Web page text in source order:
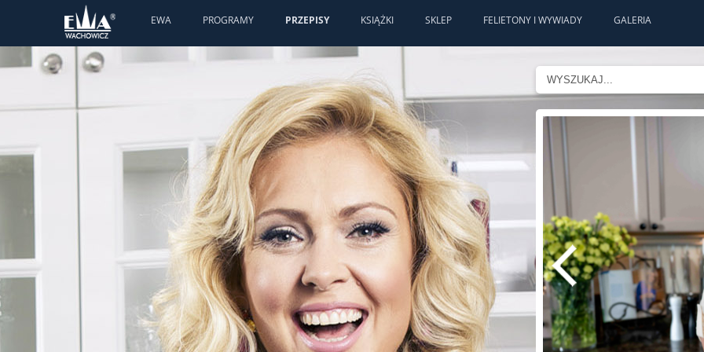
EWA PROGRAMY PRZEPISY KSIĄŻKI SKLEP FELIETONY I WYWIADY GALERIA